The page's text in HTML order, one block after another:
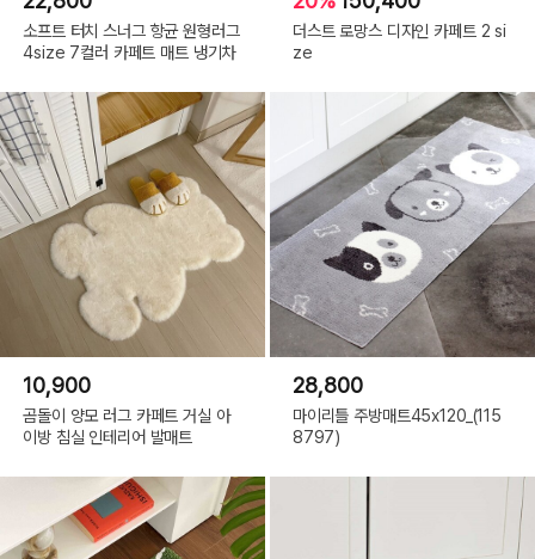
소프트 터치 스너그 항균 원형러그
4size 7컬러 카페트 매트 냉기차
더스트 로망스 디자인 카페트 2 si
ze
10,900
곰돌이 양모 러그 카페트 거실 아
이방 침실 인테리어 발매트
28,800
마이리틀 주방매트45x120_(115
8797)